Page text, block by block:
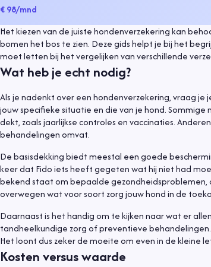
€ 98/mnd
Het kiezen van de juiste hondenverzekering kan
bomen het bos te zien. Deze gids helpt je bij het
moet letten bij het vergelijken van verschillende
Wat heb je echt nodig?
Als je nadenkt over een hondenverzekering, vraag
jouw specifieke situatie en die van je hond.
dekt, zoals jaarlijkse controles en vaccinaties.
behandelingen omvat.
De basisdekking biedt meestal een goede
keer dat Fido iets heeft gegeten wat hij niet had
bekend staat om bepaalde gezondheidsproblemen,
overwegen wat voor soort zorg jouw hond in de
Daarnaast is het handig om te kijken naar wat er
tandheelkundige zorg of preventieve
Het loont dus zeker de moeite om even in de kleine
Kosten versus waarde